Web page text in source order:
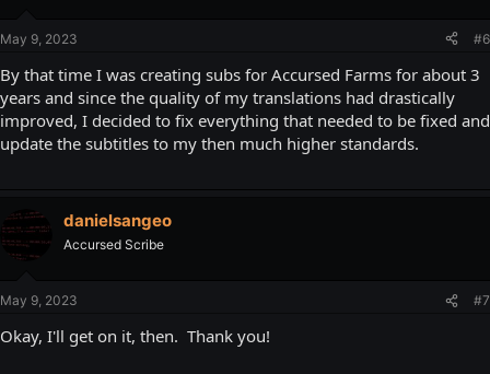
May 9, 2023 #6
By that time I was creating subs for Accursed Farms for about 3
years and since the quality of my translations had drastically
improved, I decided to fix everything that needed to be fixed and
update the subtitles to my then much higher standards.
danielsangeo
Accursed Scribe
May 9, 2023 #7
Okay, I'll get on it, then. Thank you!